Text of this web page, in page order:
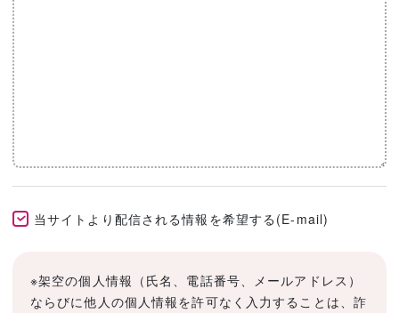
当サイトより配信される情報を希望する(E-mail)
※架空の個人情報（氏名、電話番号、メールアドレス）
ならびに他人の個人情報を許可なく入力することは、詐